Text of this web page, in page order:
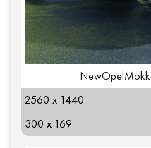
2560 x 1440
300 x 169